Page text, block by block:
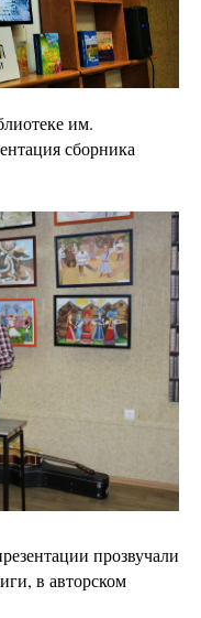
им.
сборника
прозвучали
в авторском